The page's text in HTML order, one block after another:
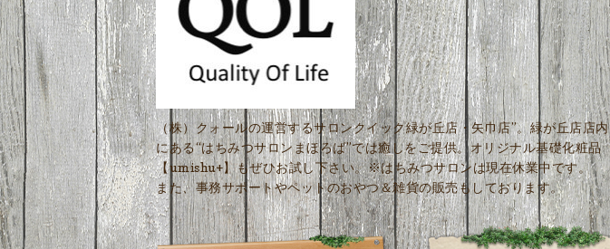
（株）クォールの運営するサロンクイック緑が丘店・矢巾店”。緑が丘店店内
にある“はちみつサロンまほろば”では癒しをご提供。オリジナル基礎化粧品
【umishu+】もぜひお試し下さい。※はちみつサロンは現在休業中です。
また、事務サポートやペットのおやつ＆雑貨の販売もしております。